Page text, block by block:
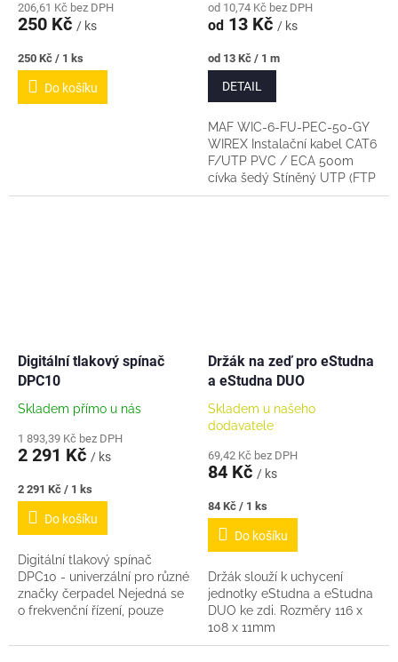
206,61 Kč bez DPH
250 Kč / ks
Měrná
cena:
250 Kč / 1 ks
Do košíku
od 10,74 Kč bez DPH
od 13 Kč / ks
Měrná
cena:
od 13 Kč / 1 m
DETAIL
MAF WIC-6-FU-PEC-50-GY
WIREX Instalační kabel CAT6
F/UTP PVC / ECA 500m
cívka šedý Stíněný UTP (FTP
- F/UTP) kabel cat6 Prodej
Digitální tlakový spínač
DPC10
Skladem přímo u nás
1 893,39 Kč bez DPH
2 291 Kč / ks
Měrná
cena:
2 291 Kč / 1 ks
Do košíku
Digitální tlakový spínač
DPC10 - univerzální pro různé
značky čerpadel Nejedná se
o frekvenční řízení, pouze
mechanickém tlakovém
Držák na zeď pro eStudna
a eStudna DUO
Skladem u našeho
dodavatele
69,42 Kč bez DPH
84 Kč / ks
Měrná
cena:
84 Kč / 1 ks
Do košíku
Držák slouží k uchycení
jednotky eStudna a eStudna
DUO ke zdi. Rozměry 116 x
108 x 11mm